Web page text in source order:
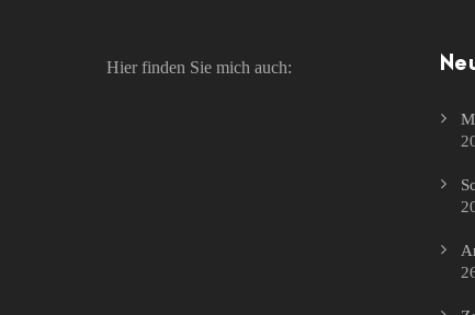
Hier finden Sie mich auch: